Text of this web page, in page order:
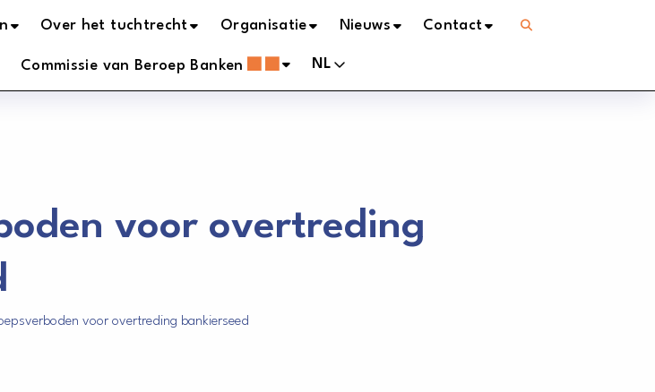
Over het tuchtrecht Organisatie Nieuws Contact
Commissie van Beroep Banken NL
voor overtreding
voor overtreding bankierseed
LinkedIn